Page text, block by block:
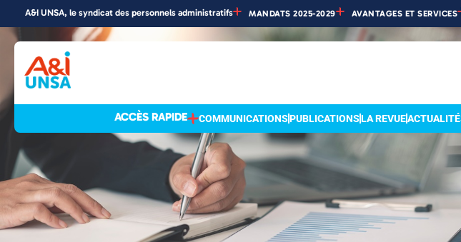
A&I UNSA, le syndicat des personnels administratifs MANDATS 2025-2029 AVANTAGES ET SERVICES
ACCÈS RAPIDE COMMUNICATIONSPUBLICATIONSLA REVUE
Actualités